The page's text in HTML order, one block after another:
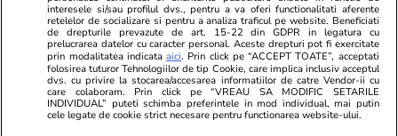
interesele si/sau profilul dvs., pentru a va oferi functionalitati aferente
retelelor de socializare si pentru a analiza traficul pe website. Beneficiati
de drepturile prevazute de art. 15-22 din GDPR in legatura cu
prelucrarea datelor cu caracter personal. Aceste drepturi pot fi exercitate
prin modalitatea indicataaici. Prin click pe “ACCEPT TOATE”, acceptati
folosirea tuturor Tehnologiilor de tip Cookie, care implica inclusiv acceptul
dvs. cu privire la stocarea/accesarea informatiilor de catre Vendor-ii cu
care colaboram. Prin click pe “VREAU SA MODIFIC SETARILE
INDIVIDUAL” puteti schimba preferintele in mod individual, mai putin
cele legate de cookie strict necesare pentru functionarea website-ului.